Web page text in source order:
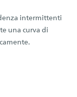
intermittenti
una curva di